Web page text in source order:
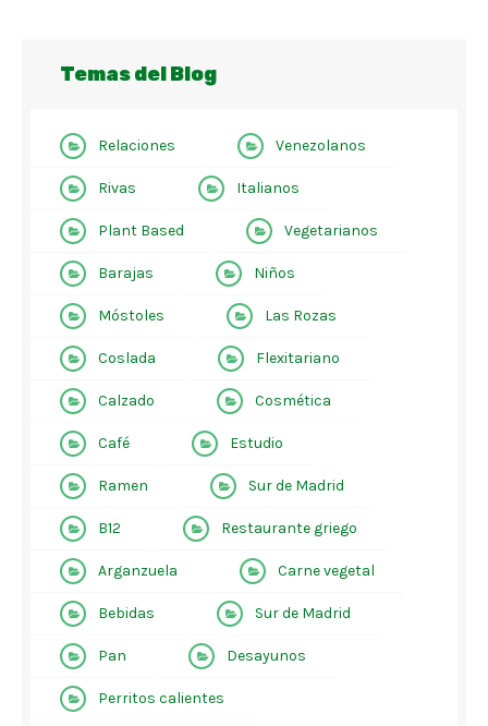
Temas del Blog
Relaciones Venezolanos
Rivas Italianos
Plant Based Vegetarianos
Barajas Niños
Móstoles Las Rozas
Coslada Flexitariano
Calzado Cosmética
Café Estudio
Ramen Sur de Madrid
B12 Restaurante griego
Arganzuela Carne vegetal
Bebidas Sur de Madrid
Pan Desayunos
Perritos calientes